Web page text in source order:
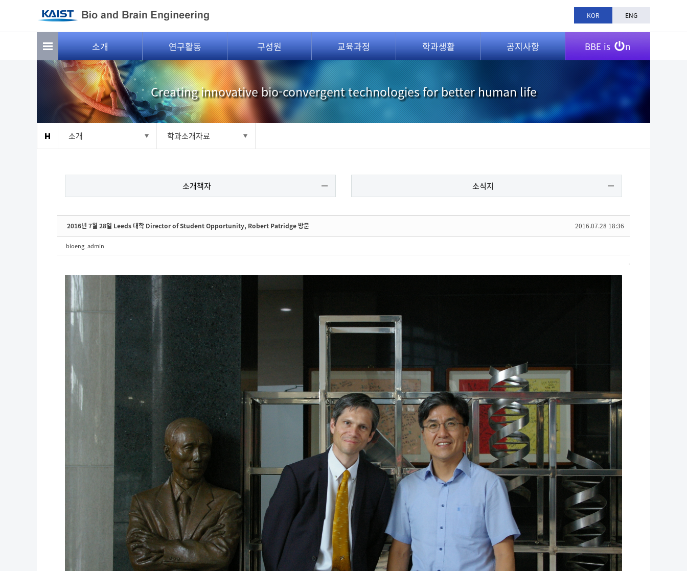
KOR ENG
소개 연구활동 구성원 교육과정 학과생활 공지사항 BBE is n
Creating innovative bio-convergent technologies for better human life
소개 학과소개자료
소개책자 소식지
2016.07.28 18:36
2016년 7월 28일 Leeds 대학 Director of Student Opportunity, Robert Patridge 방문
bioeng_admin